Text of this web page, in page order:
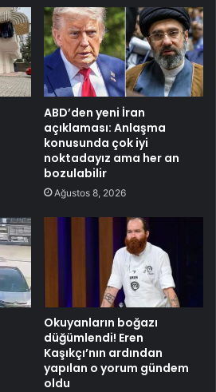
ABD’den yeni İran
açıklaması: Anlaşma
konusunda çok iyi
noktadayız ama her an
bozulabilir
Ağustos 8, 2026
Okuyanların boğazı
düğümlendi! Eren
Kaşıkçı’nın ardından
yapılan o yorum gündem
oldu